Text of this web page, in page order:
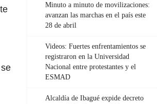
Minuto a minuto de movilizaciones:
avanzan las marchas en el país este
28 de abril
Videos: Fuertes enfrentamientos se
registraron en la Universidad
Nacional entre protestantes y el
ESMAD
Alcaldía de Ibagué expide decreto